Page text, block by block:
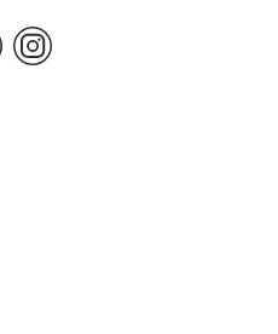
FacebookInstagram